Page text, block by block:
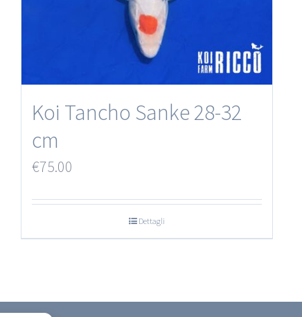
Koi Tancho Sanke 28-32
cm
€75.00
Dettagli